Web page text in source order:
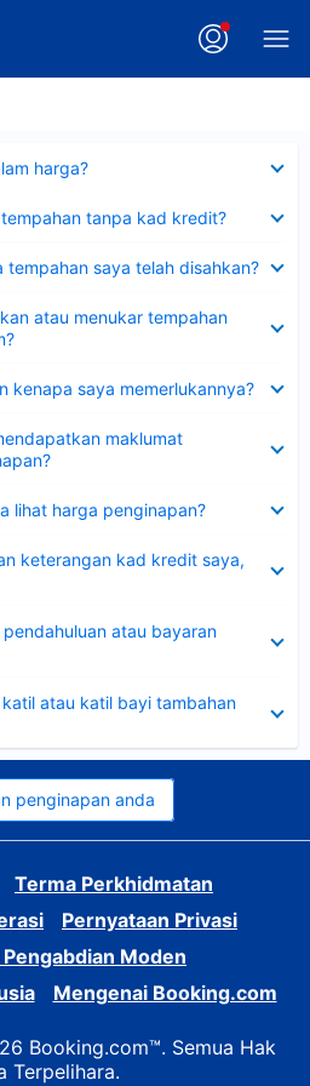
harga?
tanpa kad kredit?
tempahan saya telah disahkan?
atau menukar tempahan
kenapa saya memerlukannya?
maklumat
lihat harga penginapan?
keterangan kad kredit saya,
atau bayaran
atau katil bayi tambahan
penginapan anda
Terma Perkhidmatan
Pernyataan Privasi
Moden
Mengenai Booking.com
Booking.com™. Semua Hak
Terpelihara.